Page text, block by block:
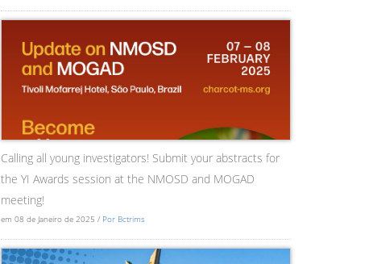
Calling all young investigators! Submit your abstracts for
the YI Awards session at the NMOSD and MOGAD
meeting!
em 08 de Janeiro de 2025 / Por Bctrims